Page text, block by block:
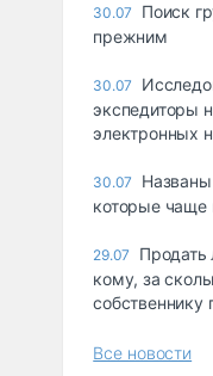
30.07
Поиск
прежним
30.07
экспедиторы
электронных
30.07
которые чаще
29.07
Продать
кому, за
собственнику
Все новости